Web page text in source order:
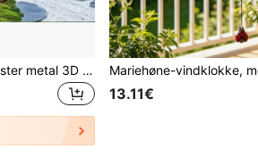
Vintage påfuglemønster metal 3D roterende vindklokke med 360° drejelig krog, ideel til at dekorere have, altan og græsplæne, unikt design gør den til en perfekt gave til venner, lærere, Thanksgiving, jul, Halloween og indflytterfest (ingen vedhæng, tilfældig stil)
13.11€